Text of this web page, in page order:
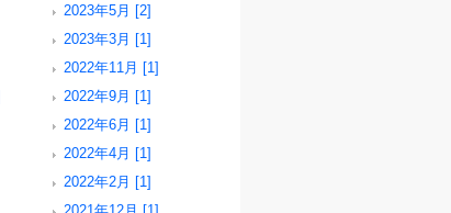
2023年5月 [2]
2023年3月 [1]
2022年11月 [1]
2022年9月 [1]
2022年6月 [1]
2022年4月 [1]
2022年2月 [1]